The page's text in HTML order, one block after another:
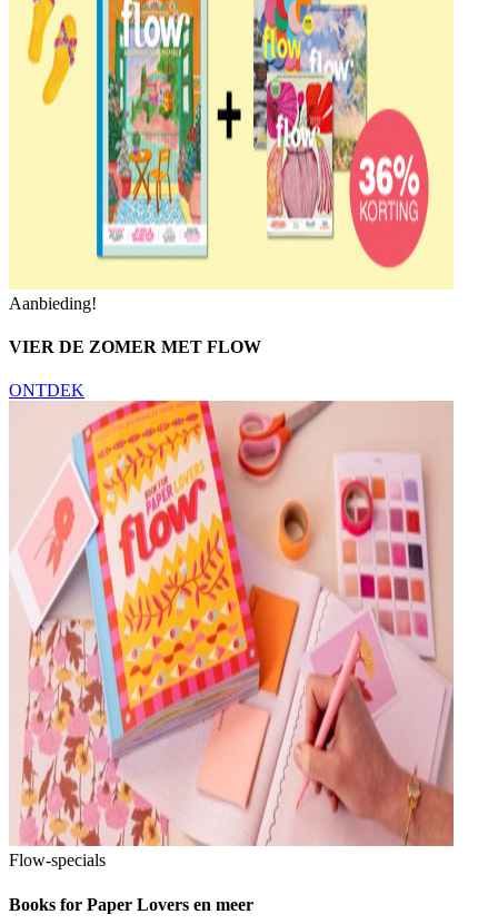
Aanbieding!
VIER DE ZOMER MET FLOW
ONTDEK
Flow-specials
Books for Paper Lovers en meer